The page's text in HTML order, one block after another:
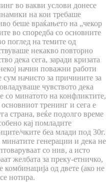
во вакви услови донесе
на кои требаше
беше враќањето на „чекор
во споредба со основните
поглед на темите од
некакво повторно
дека сега, заради кризата
начин поважни работи
начисто за причините за
чувството дека
со минатото на конфликтите,
тренинг и сега е
страна, веќе подолго време
кај помладите
чките беа млади под 30г.
генерации и дека не
со нив, а исто
желбата за преку-етничко,
комбинација од двете (ако не
нотира.